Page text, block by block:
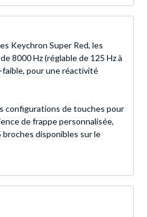
Keychron Super Red, les
8000 Hz (réglable de 125 Hz à
pour une réactivité
configurations de touches pour
de frappe personnalisée,
disponibles sur le